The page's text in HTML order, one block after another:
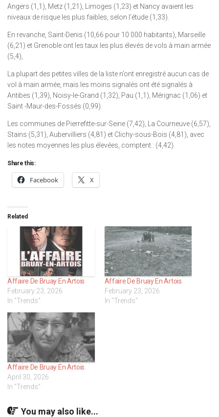
Angers (1,1), Metz (1,21), Limoges (1,23) et Nancy avaient les
niveaux de risque les plus faibles, selon l’étude (1,33).
En revanche, Saint-Denis (10,66 pour 10 000 habitants), Marseille
(6,21) et Grenoble ont les taux les plus élevés de vols à main armée
(5,4),
La plupart des petites villes de la liste n’ont enregistré aucun cas de
vol à main armée, mais les moins signalés ont été signalés à
Antibes (1,39), Noisy-le-Grand (1,32), Pau (1,1), Mérignac (1,06) et
Saint -Maur-des-Fossés (0,99).
Les communes de Pierrefitte-sur-Seine (7,42), La Courneuve (6,57),
Stains (5,31), Aubervilliers (4,81) et Clichy-sous-Bois (4,81), avec
les notes moyennes les plus élevées, comptent : (4,42).
Share this:
Facebook X
Related
Affaire De Bruay En Artois
February 23, 2026
In "Trends"
Affaire De Bruay En Artois
February 23, 2026
In "Trends"
Affaire De Bruay En Artois
April 30, 2026
In "Trends"
You may also like...